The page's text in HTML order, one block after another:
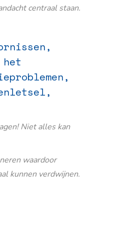
centraal staan.
Niet alles kan
waardoor
kunnen verdwijnen.